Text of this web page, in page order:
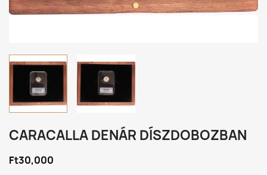
CARACALLA DENÁR DÍSZDOBOZBAN
Ft30,000